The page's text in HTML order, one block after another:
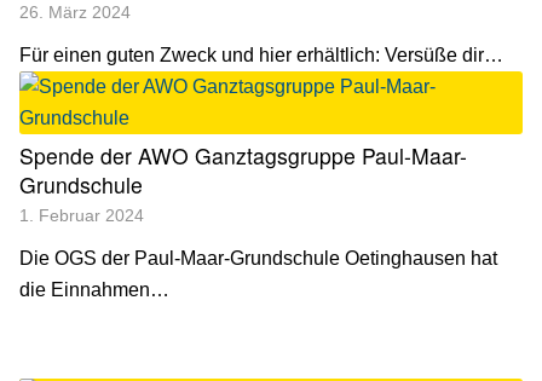
26. März 2024
Für einen guten Zweck und hier erhältlich: Versüße dir…
Spende der AWO Ganztagsgruppe Paul-Maar-
Grundschule
1. Februar 2024
Die OGS der Paul-Maar-Grundschule Oetinghausen hat
die Einnahmen…